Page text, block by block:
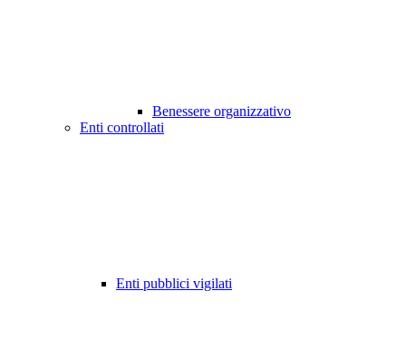
Benessere organizzativo
Enti controllati
Enti pubblici vigilati